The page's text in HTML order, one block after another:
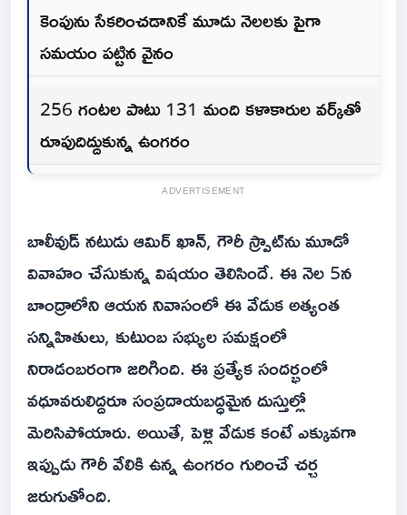
కెంపును సేకరించడానికే మూడు నెలలకు పైగా
సమయం పట్టిన వైనం
256 గంటల పాటు 131 మంది కళాకారుల వ‌ర్క్‌తో
రూపుదిద్దుకున్న ఉంగ‌రం
ADVERTISEMENT
బాలీవుడ్ నటుడు ఆమిర్ ఖాన్, గౌరీ స్ప్రాట్‌ను మూడో
వివాహం చేసుకున్న విష‌యం తెలిసిందే. ఈ నెల‌ 5న
బాంద్రాలోని ఆయన నివాసంలో ఈ వేడుక అత్యంత
సన్నిహితులు, కుటుంబ సభ్యుల సమక్షంలో
నిరాడంబరంగా జరిగింది. ఈ ప్రత్యేక సందర్భంలో
వధూవరులిద్దరూ సంప్రదాయబద్ధమైన దుస్తుల్లో
మెరిసిపోయారు. అయితే, పెళ్లి వేడుక కంటే ఎక్కువగా
ఇప్పుడు గౌరీ వేలికి ఉన్న ఉంగరం గురించే చర్చ
జరుగుతోంది.